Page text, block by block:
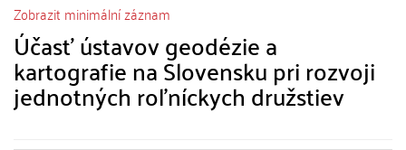
Zobrazit minimální záznam
Účasť ústavov geodézie a
kartografie na Slovensku pri rozvoji
jednotných rol'níckych družstiev